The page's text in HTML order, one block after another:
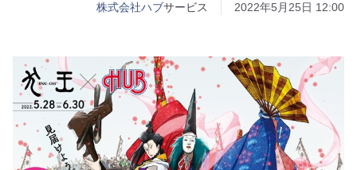
株式会社ハブサービス 2022年5月25日 12:00